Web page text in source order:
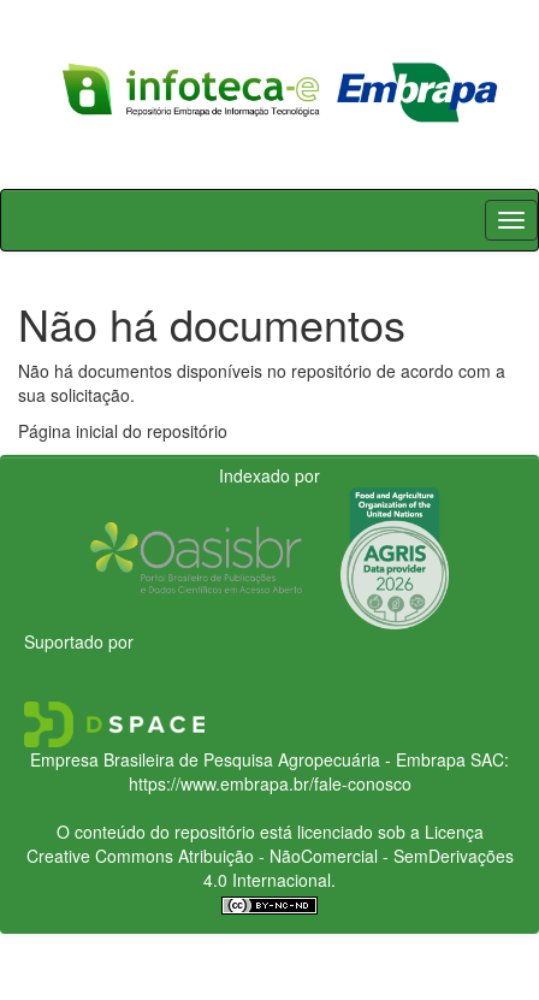
Skip
Não há documentos
Não há documentos disponíveis no repositório de acordo com a
sua solicitação.
Página inicial do repositório
Indexado por
Suportado por
Empresa Brasileira de Pesquisa Agropecuária - Embrapa SAC:
https://www.embrapa.br/fale-conosco
O conteúdo do repositório está licenciado sob a Licença
Creative CommonsAtribuição - NãoComercial - SemDerivações
4.0 Internacional.